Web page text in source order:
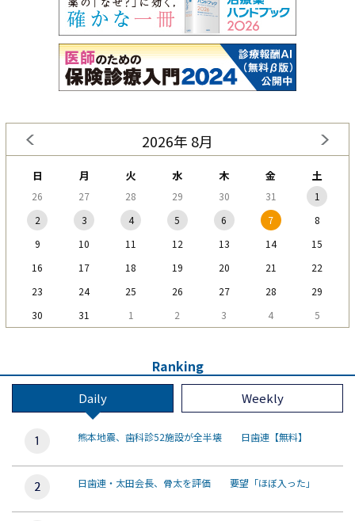
2026年 8月
日 月 火 水 木 金 土
26 27 28 29 30 31
1
2
3 4 5 6 7
8
9
10 11 12 13 14
15
16
17 18 19 20 21
22
23
24 25 26 27 28
29
30
31 1 2 3 4 5
Ranking
Daily Weekly
熊本地震、歯科診52施設が全半壊 日歯連【無料】
日歯連・太田会長、骨太を評価 要望「ほぼ入った」